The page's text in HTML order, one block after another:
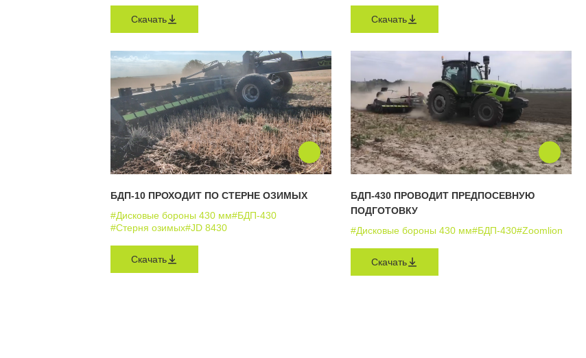
Скачать Скачать
БДП-10 ПРОХОДИТ ПО СТЕРНЕ ОЗИМЫХ
#Дисковые бороны 430 мм#БДП-430
#Стерня озимых#JD 8430
Скачать
БДП-430 ПРОВОДИТ ПРЕДПОСЕВНУЮ
ПОДГОТОВКУ
#Дисковые бороны 430 мм#БДП-430#Zoomlion
Скачать